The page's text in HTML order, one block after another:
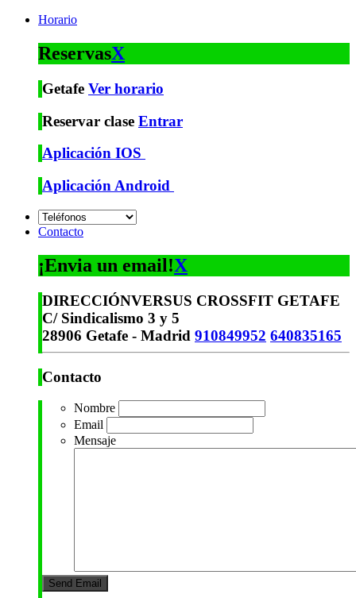
Horario
ReservasX
Getafe Ver horario
Reservar clase Entrar
Aplicación IOS
Aplicación Android
Contacto
¡Envia un email!X
DIRECCIÓNVERSUS CROSSFIT GETAFE
C/ Sindicalismo 3 y 5
28906 Getafe - Madrid 910849952 640835165
Contacto
Nombre
Email
Mensaje